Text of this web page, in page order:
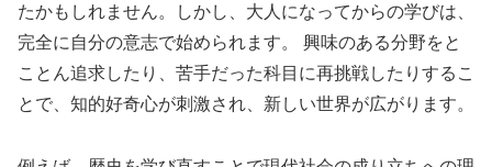
たかもしれません。しかし、大人になってからの学びは、
完全に自分の意志で始められます。 興味のある分野をと
ことん追求したり、苦手だった科目に再挑戦したりするこ
とで、知的好奇心が刺激され、新しい世界が広がります。